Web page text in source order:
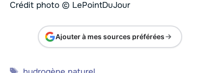
Crédit photo © LePointDuJour
Ajouter à mes sources préférées
Étiquettes